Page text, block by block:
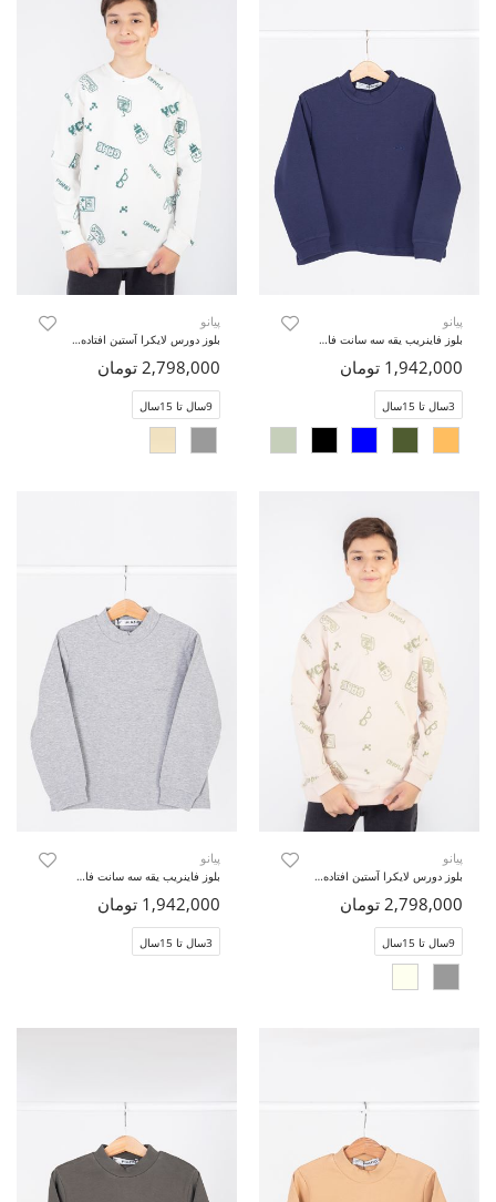
پیانو
بلوز فاینریب یقه سه سانت فاقد جنسیت
1,942,000 تومان
3سال تا 15سال
پیانو
بلوز دورس لایکرا آستین افتاده (ست با کد 11422)
2,798,000 تومان
9سال تا 15سال
پیانو
بلوز دورس لایکرا آستین افتاده (ست با کد 11422)
2,798,000 تومان
9سال تا 15سال
پیانو
بلوز فاینریب یقه سه سانت فاقد جنسیت
1,942,000 تومان
3سال تا 15سال